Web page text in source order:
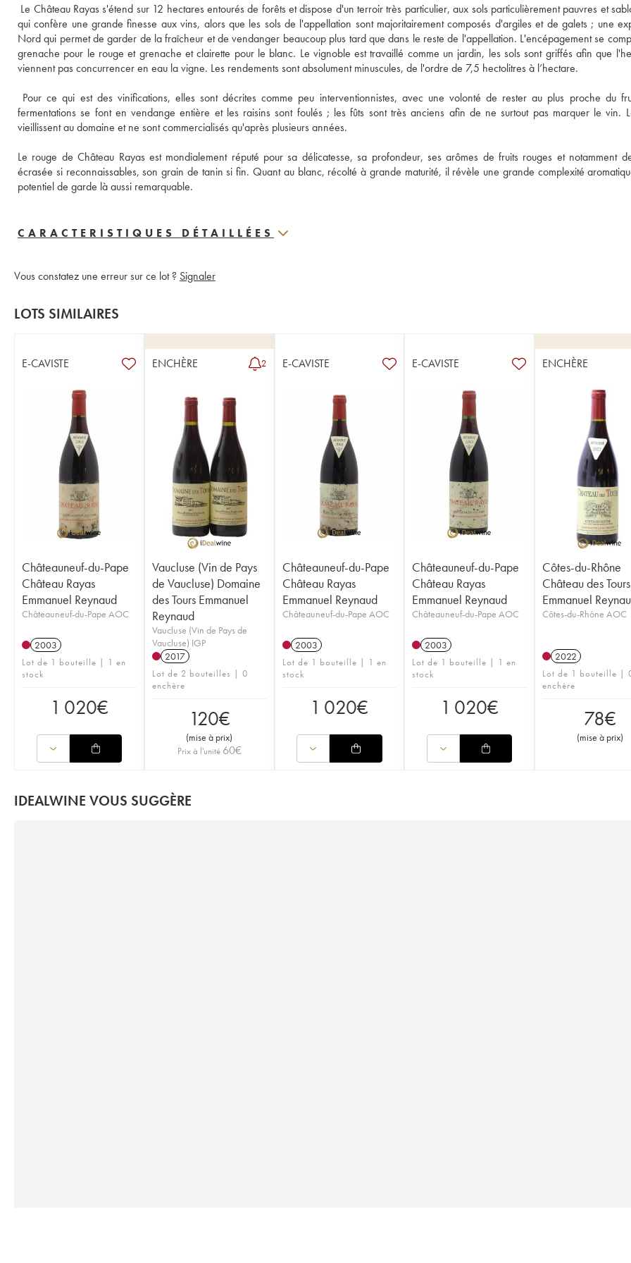
Le Château Rayas s'étend sur 12 hectares entourés de forêts et dispose d'un terroir très particulier, aux sols particulièrement pauvres et
qui confère une grande finesse aux vins, alors que les sols de l'appellation sont majoritairement composés d'argiles et de galets ; une
Nord qui permet de garder de la fraîcheur et de vendanger beaucoup plus tard que dans le reste de l'appellation. L'encépagement se
grenache pour le rouge et grenache et clairette pour le blanc. Le vignoble est travaillé comme un jardin, les sols sont griffés afin que
viennent pas concurrencer en eau la vigne. Les rendements sont absolument minuscules, de l'ordre de 7,5 hectolitres à l’hectare.
Pour ce qui est des vinifications, elles sont décrites comme peu interventionnistes, avec une volonté de rester au plus proche du
fermentations se font en vendange entière et les raisins sont foulés ; les fûts sont très anciens afin de ne surtout pas marquer le vin.
vieillissent au domaine et ne sont commercialisés qu'après plusieurs années.
Le rouge de Château Rayas est mondialement réputé pour sa délicatesse, sa profondeur, ses arômes de fruits rouges et notamment
écrasée si reconnaissables, son grain de tanin si fin. Quant au blanc, récolté à grande maturité, il révèle une grande complexité
potentiel de garde là aussi remarquable.
CARACTERISTIQUES DÉTAILLÉES
Vous constatez une erreur sur ce lot ? Signaler
LOTS SIMILAIRES
E-CAVISTE
Châteauneuf-du-Pape
Château Rayas
Emmanuel Reynaud
Châteauneuf-du-Pape AOC
2003
Lot de 1 bouteille | 1 en
stock
1 020€
ENCHÈRE 2
Vaucluse (Vin de Pays
de Vaucluse) Domaine
des Tours Emmanuel
Reynaud
Vaucluse (Vin de Pays de
Vaucluse) IGP
2017
Lot de 2 bouteilles | 0
enchère
120€
(mise à prix)
Prix à l'unité 60€
E-CAVISTE
Châteauneuf-du-Pape
Château Rayas
Emmanuel Reynaud
Châteauneuf-du-Pape AOC
2003
Lot de 1 bouteille | 1 en
stock
1 020€
E-CAVISTE
Châteauneuf-du-Pape
Château Rayas
Emmanuel Reynaud
Châteauneuf-du-Pape AOC
2003
Lot de 1 bouteille | 1 en
stock
1 020€
ENCHÈRE
Côtes-du-Rhône
Château des Tours
Emmanuel
Côtes-du-Rhône AOC
2022
Lot de 1 bouteille |
enchère
78€
(mise à prix)
IDEALWINE VOUS SUGGÈRE